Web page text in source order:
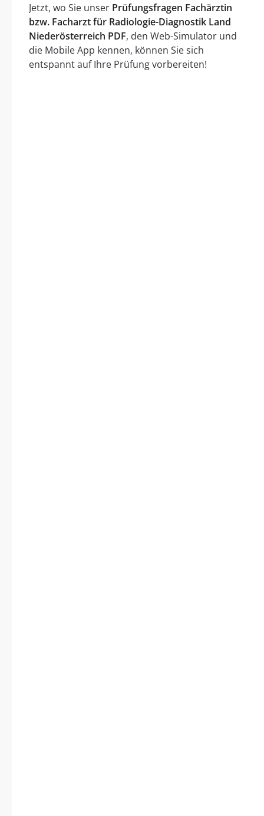
Jetzt, wo Sie unser Prüfungsfragen Fachärztin
bzw. Facharzt für Radiologie-Diagnostik Land
Niederösterreich PDF, den Web-Simulator und
die Mobile App kennen, können Sie sich
entspannt auf Ihre Prüfung vorbereiten!